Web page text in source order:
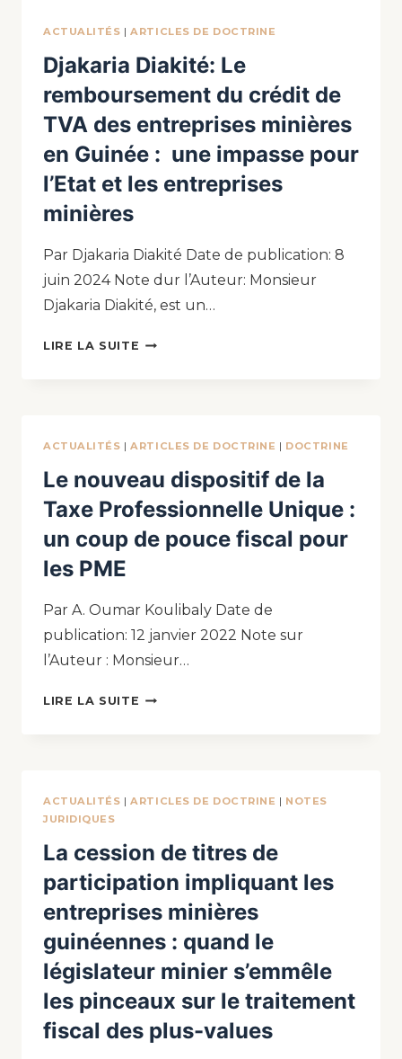
ACTUALITÉS |ARTICLES DE DOCTRINE
Djakaria Diakité: Le
remboursement du crédit de
TVA des entreprises minières
en Guinée : une impasse pour
l’Etat et les entreprises
minières
Par Djakaria Diakité Date de publication: 8
juin 2024 Note dur l’Auteur: Monsieur
Djakaria Diakité, est un…
LIRE LA SUITE
ACTUALITÉS |ARTICLES DE DOCTRINE | DOCTRINE
Le nouveau dispositif de la
Taxe Professionnelle Unique :
un coup de pouce fiscal pour
les PME
Par A. Oumar Koulibaly Date de
publication: 12 janvier 2022 Note sur
l’Auteur : Monsieur…
LIRE LA SUITE
ACTUALITÉS |ARTICLES DE DOCTRINE | NOTES
JURIDIQUES
La cession de titres de
participation impliquant les
entreprises minières
guinéennes : quand le
législateur minier s’emmêle
les pinceaux sur le traitement
fiscal des plus-values